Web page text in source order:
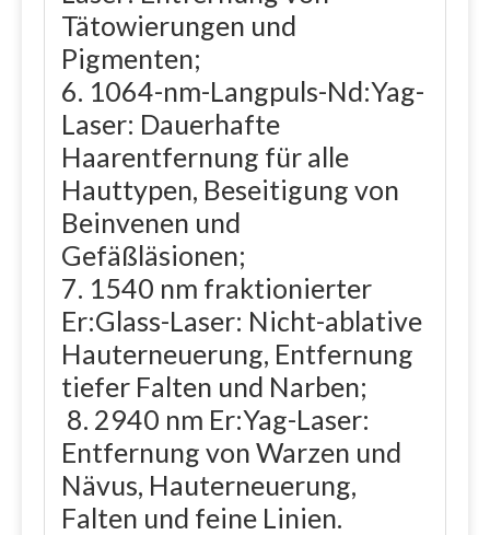
Tätowierungen und
Pigmenten;
6. 1064-nm-Langpuls-Nd:Yag-
Laser: Dauerhafte
Haarentfernung für alle
Hauttypen, Beseitigung von
Beinvenen und
Gefäßläsionen;
7. 1540 nm fraktionierter
Er:Glass-Laser: Nicht-ablative
Hauterneuerung, Entfernung
tiefer Falten und Narben;
8. 2940 nm Er:Yag-Laser:
Entfernung von Warzen und
Nävus, Hauterneuerung,
Falten und feine Linien.